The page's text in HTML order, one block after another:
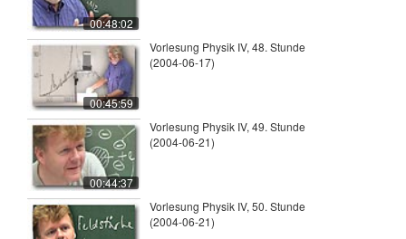
00:48:02
00:45:59
Vorlesung Physik IV, 48. Stunde
(2004-06-17)
00:44:37
Vorlesung Physik IV, 49. Stunde
(2004-06-21)
Vorlesung Physik IV, 50. Stunde
(2004-06-21)